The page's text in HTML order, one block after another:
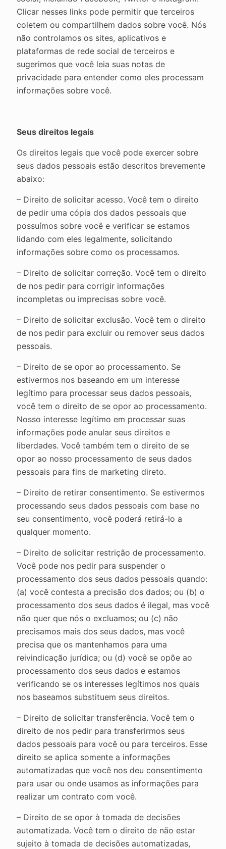
Clicar nesses links pode permitir que terceiros
coletem ou compartilhem dados sobre você. Nós
não controlamos os sites, aplicativos e
plataformas de rede social de terceiros e
sugerimos que você leia suas notas de
privacidade para entender como eles processam
informações sobre você.
Seus direitos legais
Os direitos legais que você pode exercer sobre
seus dados pessoais estão descritos brevemente
abaixo:
– Direito de solicitar acesso. Você tem o direito
de pedir uma cópia dos dados pessoais que
possuímos sobre você e verificar se estamos
lidando com eles legalmente, solicitando
informações sobre como os processamos.
– Direito de solicitar correção. Você tem o direito
de nos pedir para corrigir informações
incompletas ou imprecisas sobre você.
– Direito de solicitar exclusão. Você tem o direito
de nos pedir para excluir ou remover seus dados
pessoais.
– Direito de se opor ao processamento. Se
estivermos nos baseando em um interesse
legítimo para processar seus dados pessoais,
você tem o direito de se opor ao processamento.
Nosso interesse legítimo em processar suas
informações pode anular seus direitos e
liberdades. Você também tem o direito de se
opor ao nosso processamento de seus dados
pessoais para fins de marketing direto.
– Direito de retirar consentimento. Se estivermos
processando seus dados pessoais com base no
seu consentimento, você poderá retirá-lo a
qualquer momento.
– Direito de solicitar restrição de processamento.
Você pode nos pedir para suspender o
processamento dos seus dados pessoais quando:
(a) você contesta a precisão dos dados; ou (b) o
processamento dos seus dados é ilegal, mas você
não quer que nós o excluamos; ou (c) não
precisamos mais dos seus dados, mas você
precisa que os mantenhamos para uma
reivindicação jurídica; ou (d) você se opõe ao
processamento dos seus dados e estamos
verificando se os interesses legítimos nos quais
nos baseamos substituem seus direitos.
– Direito de solicitar transferência. Você tem o
direito de nos pedir para transferirmos seus
dados pessoais para você ou para terceiros. Esse
direito se aplica somente a informações
automatizadas que você nos deu consentimento
para usar ou onde usamos as informações para
realizar um contrato com você.
– Direito de se opor à tomada de decisões
automatizada. Você tem o direito de não estar
sujeito à tomada de decisões automatizadas,